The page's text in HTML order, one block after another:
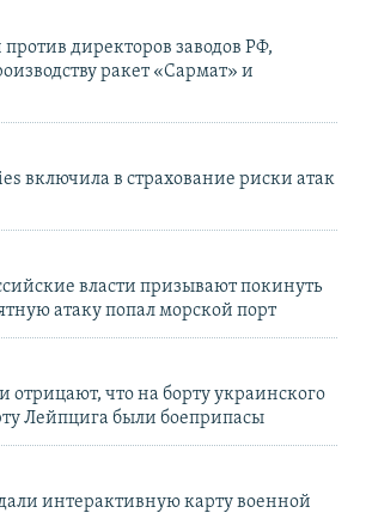
директоров заводов РФ,
ракет «Сармат» и
включила в страхование риски атак
власти призывают покинуть
атаку попал морской порт
что на борту украинского
Лейпцига были боеприпасы
интерактивную карту военной